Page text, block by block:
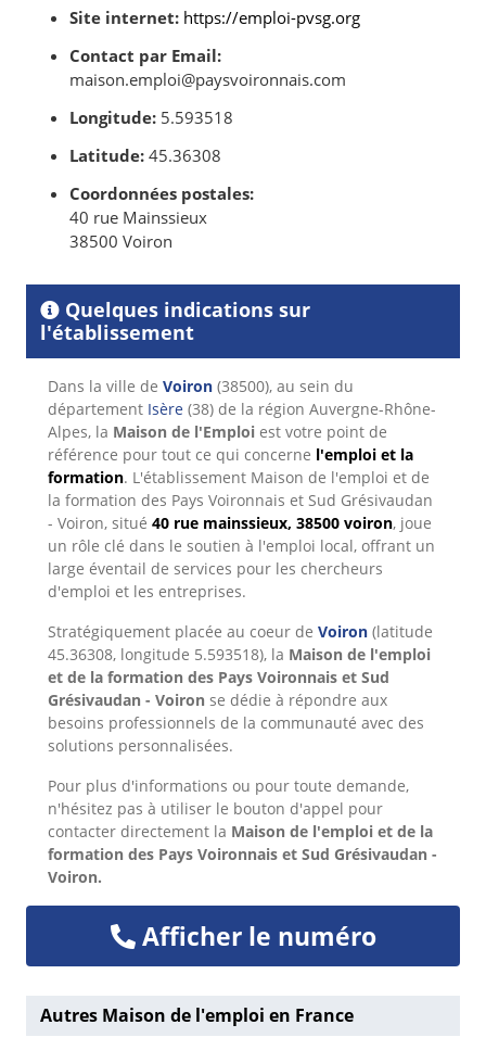
Site internet: https://emploi-pvsg.org
Contact par Email:
maison.emploi@paysvoironnais.com
Longitude: 5.593518
Latitude: 45.36308
Coordonnées postales:
40 rue Mainssieux
38500 Voiron
Quelques indications sur
l'établissement
Dans la ville de Voiron (38500), au sein du
département Isère (38) de la région Auvergne-Rhône-
Alpes, la Maison de l'Emploi est votre point de
référence pour tout ce qui concerne l'emploi et la
formation. L'établissement Maison de l'emploi et de
la formation des Pays Voironnais et Sud Grésivaudan
- Voiron, situé 40 rue mainssieux, 38500 voiron, joue
un rôle clé dans le soutien à l'emploi local, offrant un
large éventail de services pour les chercheurs
d'emploi et les entreprises.
Stratégiquement placée au coeur de Voiron (latitude
45.36308, longitude 5.593518), la Maison de l'emploi
et de la formation des Pays Voironnais et Sud
Grésivaudan - Voiron se dédie à répondre aux
besoins professionnels de la communauté avec des
solutions personnalisées.
Pour plus d'informations ou pour toute demande,
n'hésitez pas à utiliser le bouton d'appel pour
contacter directement la Maison de l'emploi et de la
formation des Pays Voironnais et Sud Grésivaudan -
Voiron.
Afficher le numéro
Autres Maison de l'emploi en France